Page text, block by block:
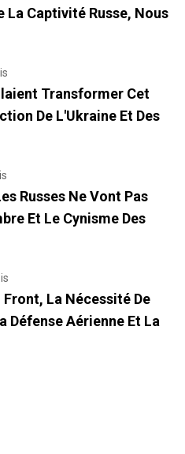
La Captivité Russe, Nous
Transformer Cet
De L'Ukraine Et Des
Russes Ne Vont Pas
Et Le Cynisme Des
La Nécessité De
Défense Aérienne Et La